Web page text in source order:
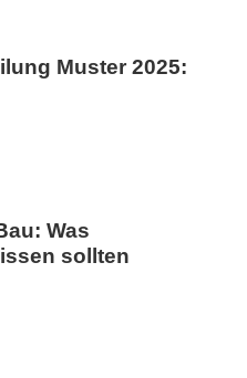
Muster 2025:
Was
sollten